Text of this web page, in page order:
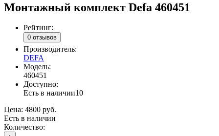
Монтажный комплект Defa 460451
Рейтинг:
0 отзывов
Производитель:
DEFA
Модель:
460451
Доступно:
Есть в наличии10
Цена: 4800 руб.
Есть в наличии
Количество: